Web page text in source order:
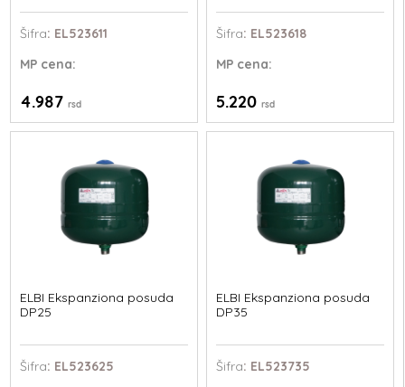
Šifra: EL523611
MP cena:
4.987rsd
Šifra: EL523618
MPcena:
5.220 rsd
ELBI Ekspanziona posuda
DP25
Šifra: EL523625
ELBI Ekspanziona posuda
DP35
Šifra: EL523735